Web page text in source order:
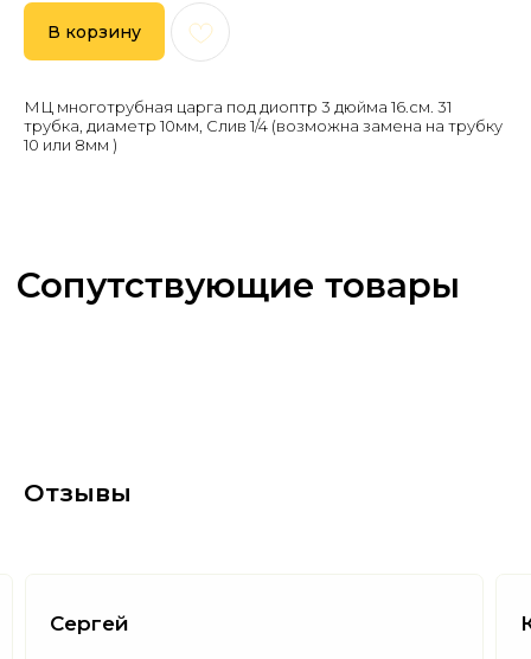
В корзину
МЦ многотрубная царга под диоптр 3 дюйма 16.см. 31
трубка, диаметр 10мм, Слив 1/4 (возможна замена на трубку
10 или 8мм )
Отзывы
Сергей